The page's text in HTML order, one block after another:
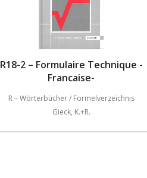
R18-2 – Formulaire Technique -
Francaise-
R – Wörterbücher / Formelverzeichnis
Gieck, K.+R.